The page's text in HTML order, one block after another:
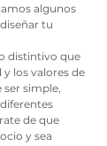
algunos
tu
distintivo que
los valores de
simple,
de que
y sea